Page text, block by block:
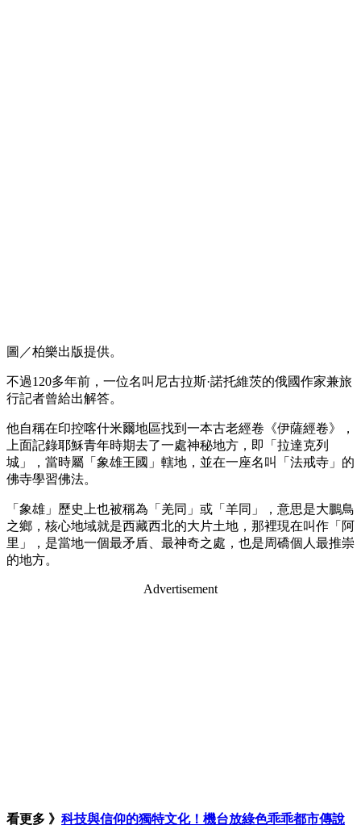
圖／柏樂出版提供。
不過120多年前，一位名叫尼古拉斯·諾托維茨的俄國作家兼旅
行記者曾給出解答。
他自稱在印控喀什米爾地區找到一本古老經卷《伊薩經卷》，
上面記錄耶穌青年時期去了一處神秘地方，即「拉達克列
城」，當時屬「象雄王國」轄地，並在一座名叫「法戒寺」的
佛寺學習佛法。
「象雄」歷史上也被稱為「羌同」或「羊同」，意思是大鵬鳥
之鄉，核心地域就是西藏西北的大片土地，那裡現在叫作「阿
里」，是當地一個最矛盾、最神奇之處，也是周礄個人最推崇
的地方。
Advertisement
看更多 》 科技與信仰的獨特文化！機台放綠色乖乖都市傳說